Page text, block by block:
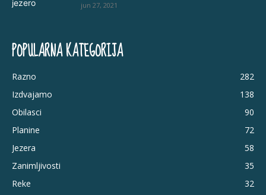
jun 27, 2021
POPULARNA KATEGORIJA
Razno
282
Izdvajamo
138
Obilasci
90
Planine
72
Jezera
58
Zanimljivosti
35
Reke
32